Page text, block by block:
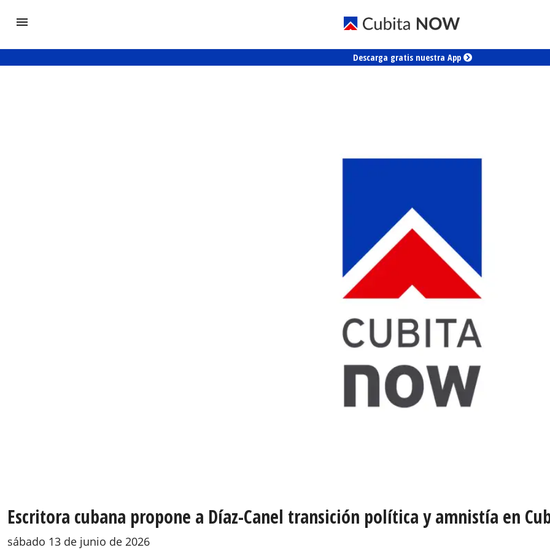
Descarga gratis nuestra App
Escritora cubana propone a Díaz-Canel transición política y amnistía en
sábado 13 de junio de 2026